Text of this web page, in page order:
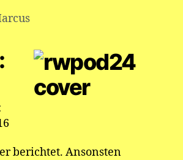
berichtet. Ansonsten